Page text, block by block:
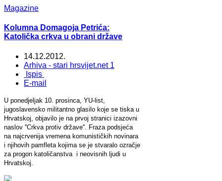
Magazine
Kolumna Domagoja Petrića:
Katolička crkva u obrani države
14.12.2012.
Arhiva - stari hrsvijet.net 1
Ispis
E-mail
U ponedjeljak 10. prosinca, YU-list,
jugoslavensko militantno glasilo koje se tiska u
Hrvatskoj, objavilo je na prvoj stranici izazovni
naslov ''Crkva protiv države''. Fraza podsjeća
na najcrvenija vremena komunističkih novinara
i njihovih pamfleta kojima se je stvaralo ozračje
za progon katoličanstva i neovisnih ljudi u
Hrvatskoj.